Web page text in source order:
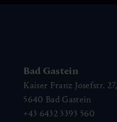
Bad Gastein
Kaiser Franz Josefstr. 27,
5640 Bad Gastein
+43 6432 3393 560